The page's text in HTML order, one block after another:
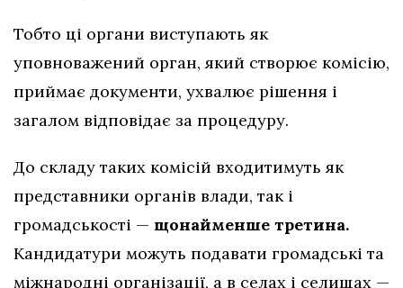
Тобто ці органи виступають як
уповноважений орган, який створює комісію,
приймає документи, ухвалює рішення і
загалом відповідає за процедуру.
До складу таких комісій входитимуть як
представники органів влади, так і
громадськості — щонайменше третина.
Кандидатури можуть подавати громадські та
міжнародні організації, а в селах і селищах —